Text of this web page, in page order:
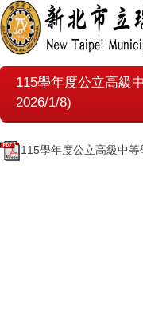
115學年度公立高級
2026/1/8)
115學年度公立高級中